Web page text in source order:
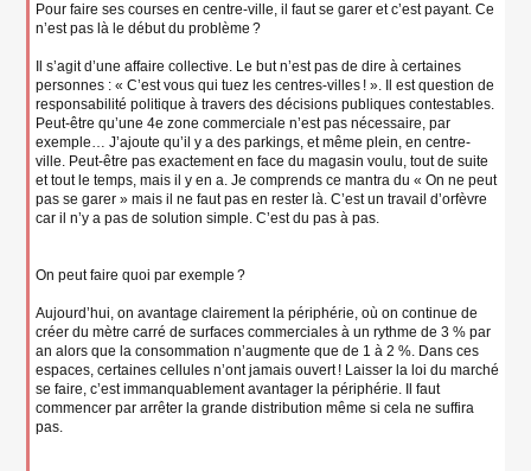
Pour faire ses courses en centre-ville, il faut se garer et c’est payant. Ce
n’est pas là le début du problème ?
Il s’agit d’une affaire collective. Le but n’est pas de dire à certaines
personnes : « C’est vous qui tuez les centres-villes ! ». Il est question de
responsabilité politique à travers des décisions publiques contestables.
Peut-être qu’une 4e zone commerciale n’est pas nécessaire, par
exemple… J’ajoute qu’il y a des parkings, et même plein, en centre-
ville. Peut-être pas exactement en face du magasin voulu, tout de suite
et tout le temps, mais il y en a. Je comprends ce mantra du « On ne peut
pas se garer » mais il ne faut pas en rester là. C’est un travail d’orfèvre
car il n’y a pas de solution simple. C’est du pas à pas.
On peut faire quoi par exemple ?
Aujourd’hui, on avantage clairement la périphérie, où on continue de
créer du mètre carré de surfaces commerciales à un rythme de 3 % par
an alors que la consommation n’augmente que de 1 à 2 %. Dans ces
espaces, certaines cellules n’ont jamais ouvert ! Laisser la loi du marché
se faire, c’est immanquablement avantager la périphérie. Il faut
commencer par arrêter la grande distribution même si cela ne suffira
pas.